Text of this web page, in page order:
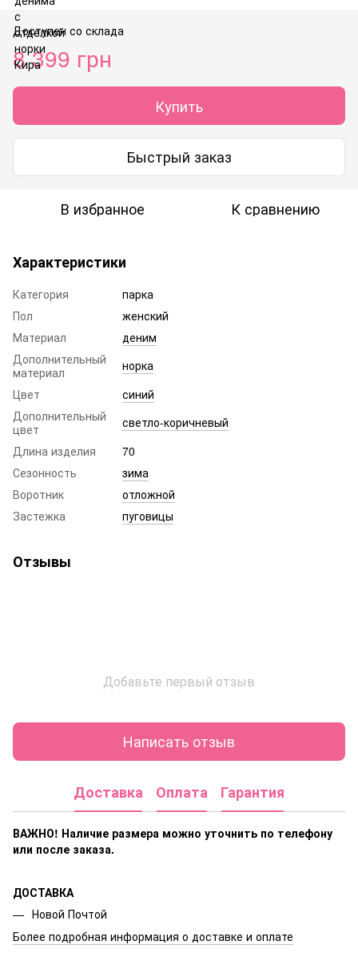
Доступен со склада
8 399 грн
Купить
Быстрый заказ
В избранное К сравнению
Характеристики
Категория
парка
Пол
женский
Материал
деним
Дополнительный
материал
норка
Цвет
синий
Дополнительный
цвет
светло-коричневый
Длина изделия
70
Сезонность
зима
Воротник
отложной
Застежка
пуговицы
Отзывы
Добавьте первый отзыв
Написать отзыв
Доставка Оплата Гарантия
ВАЖНО! Наличие размера можно уточнить по телефону
или после заказа.
ДОСТАВКА
Новой Почтой
Более подробная информация о доставке и оплате